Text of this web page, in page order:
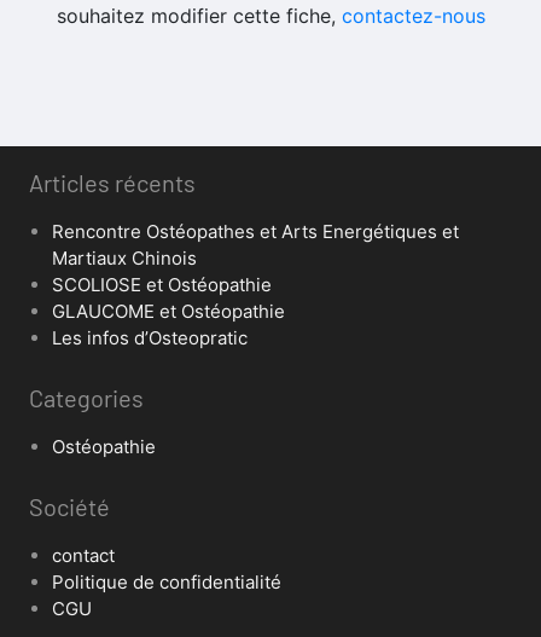
souhaitez modifier cette fiche, contactez-nous
Articles récents
Rencontre Ostéopathes et Arts Energétiques et
Martiaux Chinois
SCOLIOSE et Ostéopathie
GLAUCOME et Ostéopathie
Les infos d’Osteopratic
Categories
Ostéopathie
Société
contact
Politique de confidentialité
CGU